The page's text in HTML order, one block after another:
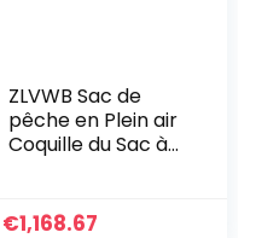
ZLVWB Sac de
pêche en Plein air
Coquille du Sac à
Rangement
€1,168.67